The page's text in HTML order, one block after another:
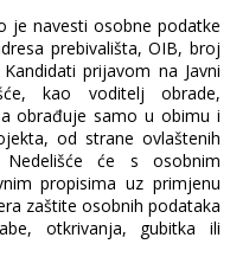
je navesti osobne podatke
prebivališta, OIB, broj
prijavom na Javni
kao voditelj obrade,
obrađuje samo u obimu i
od strane ovlaštenih
će s osobnim
propisima uz primjenu
zaštite osobnih podataka
otkrivanja, gubitka ili